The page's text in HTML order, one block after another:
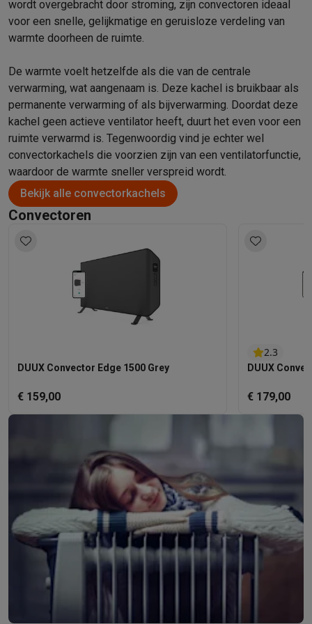
Alle soldendeals Solden op groot elektro Solden op
Acties
Deals van het moment Promoties Solden
Installatie aan huis Groot elektro installatie Inbouw installatie
BetalingsmogelijkhedenGift cardEcocheques Kopen op
KlantenserviceHerstelling van je toestelControleer jouw
Groot elektro & inbouwVind jouw ideale wasmachineWelke
Klein elektroBeauty & gezondheidHuishoudenKeuken
Beeld & GeluidKies jouw ideale TVEen speaker voor elke
Sport & Ontspanning Hoe kies je een smartwatch?
Outlet
OutletAlle outlet dealsOutlet multimedia & telefonie
wordt overgebracht door stroming, zijn convectoren ideaal
voor een snelle, gelijkmatige en geruisloze verdeling van
warmte doorheen de ruimte.
De warmte voelt hetzelfde als die van de centrale
verwarming, wat aangenaam is. Deze kachel is bruikbaar als
permanente verwarming of als bijverwarming. Doordat deze
kachel geen actieve ventilator heeft, duurt het even voor een
ruimte verwarmd is. Tegenwoordig vind je echter wel
convectorkachels die voorzien zijn van een ventilatorfunctie,
waardoor de warmte sneller verspreid wordt.
Bekijk alle convectorkachels
Convectoren
DUUX Convector Edge 1500 Grey
€ 159,00
2.3
DUUX
€ 179,00